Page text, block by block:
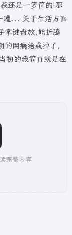
还是一箩筐的!那
遭... 关于生活方面
掌键盘放,能折腾
的网瘾给戒掉了,
初的我简直就是在
完整内容